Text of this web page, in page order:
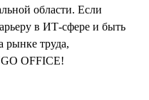
области. Если
в ИТ-сфере и быть
рынке труда,
OFFICE!